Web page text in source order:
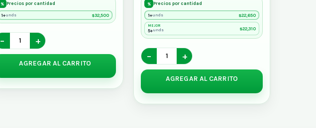
% Precios por cantidad
1+unds $32,500
− +
AGREGAR AL CARRITO
% Precios por cantidad
1+unds $22,650
MEJOR
5+unds $22,310
− +
AGREGAR AL CARRITO